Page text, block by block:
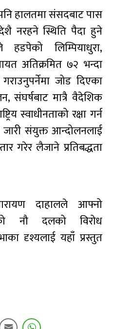
हालतमा संसदबाट पास
नरहने स्थिति पैदा हुने
लिम्पियाधुरा,
अतिक्रमित ७२ भन्दा
जोड दिएका
संघर्षबाट मात्रै वैदेशिक
स्वाधीनताको रक्षा गर्न
संयुक्त आन्दोलनलाई
गरेर लैजाने प्रतिबद्धता
दाहालले आफ्नो
नौ दलको विरोध
दृश्यलाई यहाँ प्रस्तुत